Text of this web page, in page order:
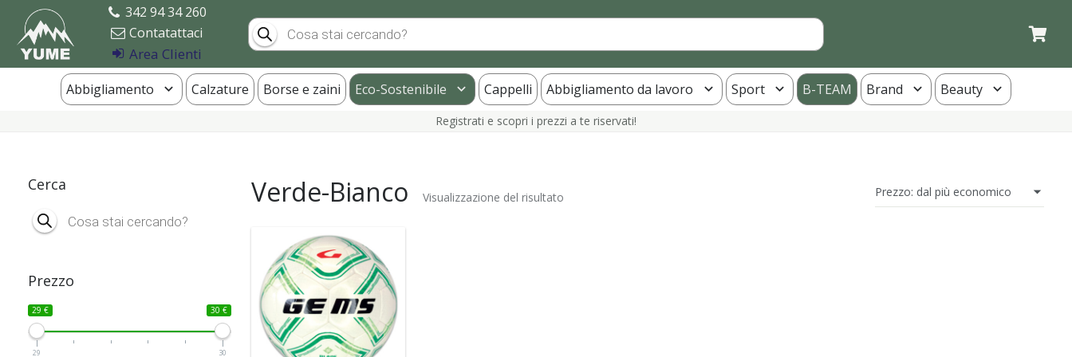
342 94 34 260
Contatattaci
Area Clienti
Products
search
Abbigliamento Calzature Borse e zaini Eco-Sostenibile Cappelli Abbigliamento da lavoro Sport B-TEAM Brand Beauty
Registrati e scopri i prezzi a te riservati!
Verde-Bianco Visualizzazione del risultato
Cerca
search
Prezzo
29 € 30 €
29 30